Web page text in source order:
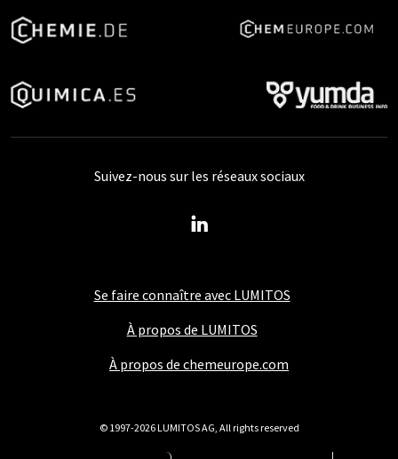
Se faire connaître avec LUMITOS
À propos de LUMITOS
À propos de chemeurope.com
Suivez-nous sur les réseaux sociaux
© 1997-2026 LUMITOS AG, All rights reserved